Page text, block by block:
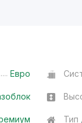
Евро
Тип